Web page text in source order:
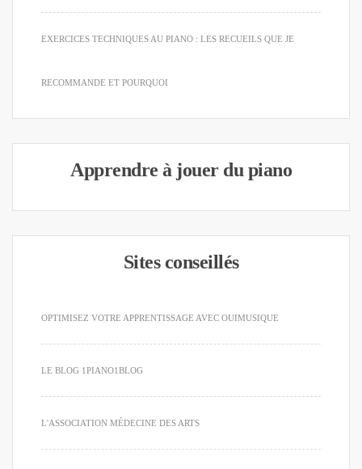
EXERCICES TECHNIQUES AU PIANO : LES RECUEILS QUE JE
RECOMMANDE ET POURQUOI
Apprendre à jouer du piano
Sites conseillés
OPTIMISEZ VOTRE APPRENTISSAGE AVEC OUIMUSIQUE
LE BLOG 1PIANO1BLOG
L'ASSOCIATION MÉDECINE DES ARTS